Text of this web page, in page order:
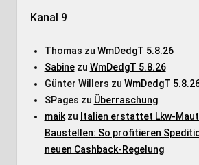
Kanal 9
Thomas zu WmDedgT 5.8.26
Sabinezu WmDedgT 5.8.26
Günter Willers zu WmDedgT
SPages zu Überraschung
maikzu Italien erstattet Lkw-
Baustellen: So profitieren
neuen Cashback-Regelung